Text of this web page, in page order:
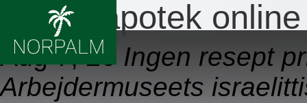
Priligy apotek online
Aug 7, 26 Ingen resept
Arbejdermuseets